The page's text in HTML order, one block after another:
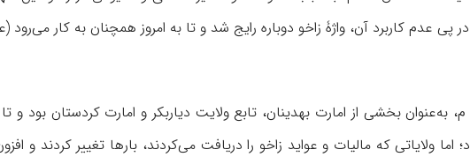
عدم کاربرد آن، واژۀ زاخو دوباره رایج شد و تا به امروز همچنان به کار می‌رود
ولایاتی که مالیات و عواید زاخو را دریافت می‌کردند، بارها تغییر کردند و